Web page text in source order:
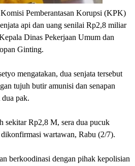
Pemberantasan Korupsi (KPK)
api dan uang senilai Rp2,8 miliar
Dinas Pekerjaan Umum dan
Ginting.
mengatakan, dua senjata tersebut
tujuh butir amunisi dan senapan
pak.
sekitar Rp2,8 M, sera dua pucuk
wartawan, Rabu (2/7).
berkoodinasi dengan pihak kepolisian